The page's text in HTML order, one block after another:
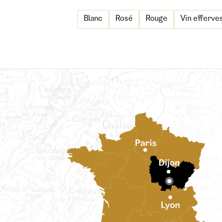
Blanc Rosé Rouge Vin